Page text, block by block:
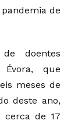
de
doentes
Évora, que
meses de
deste ano,
cerca de 17